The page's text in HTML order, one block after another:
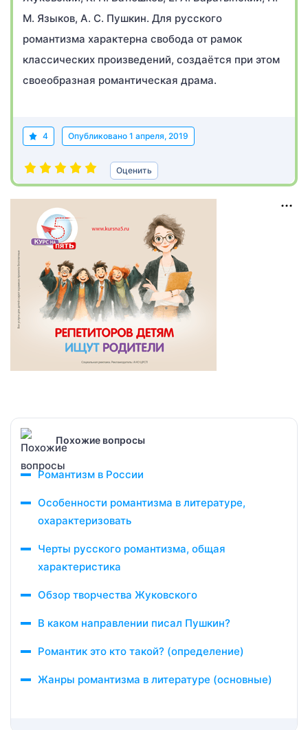
М. Языков, А. С. Пушкин. Для русского
романтизма характерна свобода от рамок
классических произведений, создаётся при этом
своеобразная романтическая драма.
4 Опубликовано 1 апреля, 2019
Оценить
Похожие вопросы
Романтизм в России
Особенности романтизма в литературе,
охарактеризовать
Черты русского романтизма, общая
характеристика
Обзор творчества Жуковского
В каком направлении писал Пушкин?
Романтик это кто такой? (определение)
Жанры романтизма в литературе (основные)